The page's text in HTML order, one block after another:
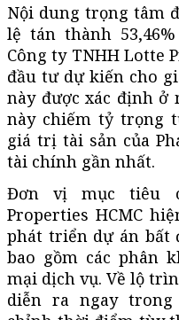
Nội dung trọng tâm
lệ tán thành
Công ty TNHH Lotte
đầu tư dự kiến cho
này được xác định ở
này chiếm tỷ trọng
giá trị tài sản của
tài chính gần nhất.
Đơn vị mục tiêu
Properties HCMC
phát triển dự án bất
bao gồm các phân
mại dịch vụ. Về lộ
diễn ra ngay trong